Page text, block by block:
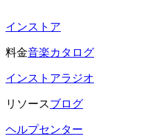
インストア
料金音楽カタログ
インストアラジオ
リソースブログ
ヘルプセンター